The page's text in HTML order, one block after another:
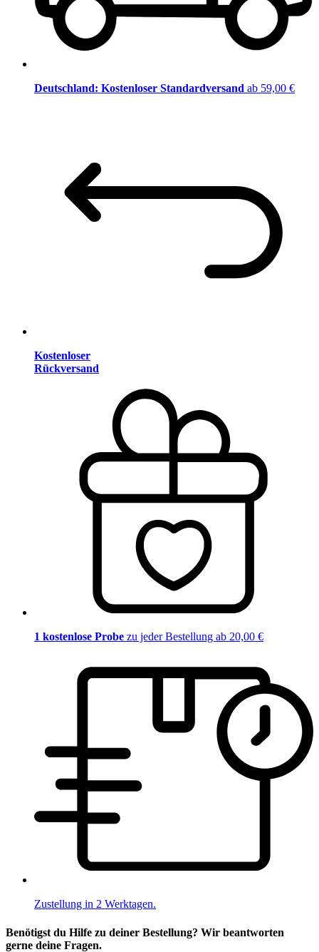
Deutschland: Kostenloser Standardversand ab 59,00 €
Kostenloser
Rückversand
1 kostenlose Probe zu jeder Bestellung ab 20,00 €
Zustellung in 2 Werktagen.
Benötigst du Hilfe zu deiner Bestellung? Wir beantworten
gerne deine Fragen.